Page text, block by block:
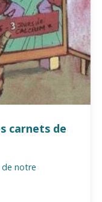
carnets de
de notre